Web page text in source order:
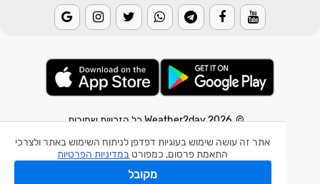
אתר זה עושה שימוש בעוגיות דפדפן לניתוח השימוש באתר ולצרכי
התאמת פרסום, כמפורט במדיניות הפרטיות
מקובל
© 2026 Weather2day כל הזכויות שמורות
אפליקצית מזג אוויר